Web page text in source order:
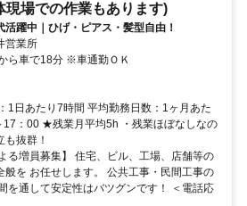
現場での作業もあります)
躍中｜ひげ・ピアス・髪型自由！
営業所
ら車で18分 ※車通勤ＯＫ
1日あたり7時間 平均勤務日数：1ヶ月あた
17：00 ★残業月平均5h ・残業ほぼなしなの
抜群！
る増員募集】 住宅、ビル、工場、店舗等の
般を お任せします。 公共工事・民間工事の
を通して安定性はバツグンです！ ＜電話応